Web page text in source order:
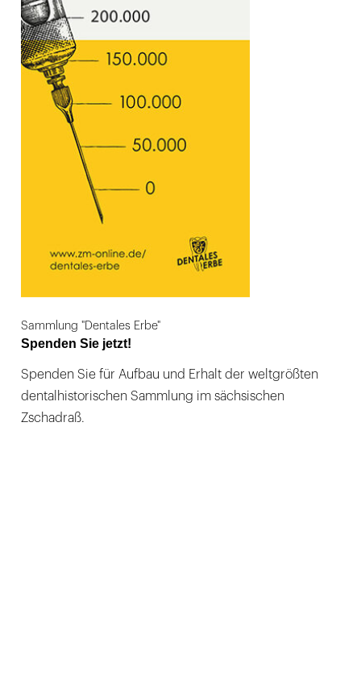
Sammlung "Dentales Erbe"
Spenden Sie jetzt!
Spenden Sie für Aufbau und Erhalt der weltgrößten
dentalhistorischen Sammlung im sächsischen
Zschadraß.